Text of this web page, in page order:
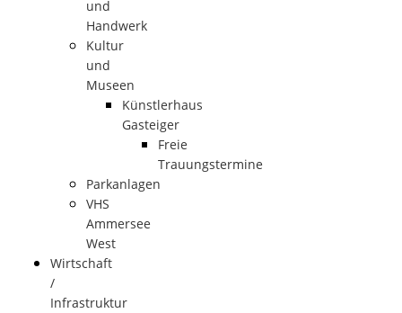
und
Handwerk
Kultur
und
Museen
Künstlerhaus
Gasteiger
Freie
Trauungstermine
Parkanlagen
VHS
Ammersee
West
Wirtschaft
/
Infrastruktur